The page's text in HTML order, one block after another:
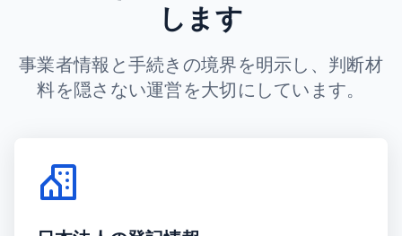
します
事業者情報と手続きの境界を明示し、判断材
料を隠さない運営を大切にしています。